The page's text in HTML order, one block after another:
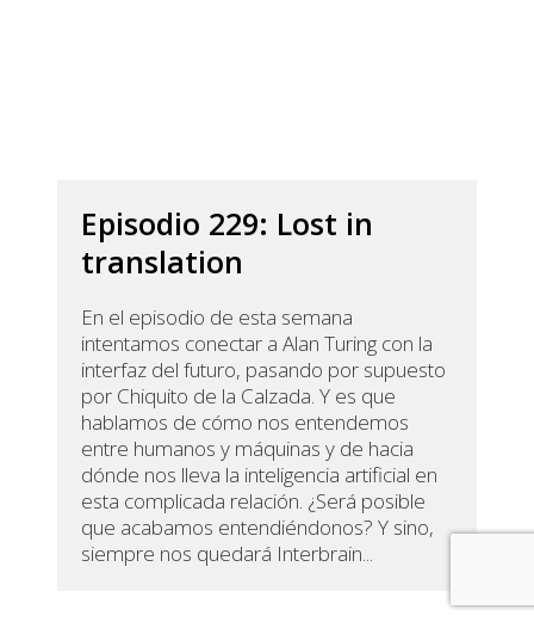
Episodio 229: Lost in
translation
En el episodio de esta semana
intentamos conectar a Alan Turing con la
interfaz del futuro, pasando por supuesto
por Chiquito de la Calzada. Y es que
hablamos de cómo nos entendemos
entre humanos y máquinas y de hacia
dónde nos lleva la inteligencia artificial en
esta complicada relación. ¿Será posible
que acabamos entendiéndonos? Y sino,
siempre nos quedará Interbrain...